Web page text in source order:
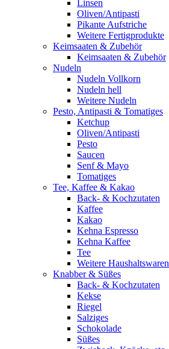
Linsen
Oliven/Antipasti
Pikante Aufstriche
Weitere Fertigprodukte
Keimsaaten & Zubehör
Keimsaaten & Zubehör
Nudeln
Nudeln Vollkorn
Nudeln hell
Weitere Nudeln
Pesto, Antipasti & Tomatiges
Ketchup
Oliven/Antipasti
Pesto
Saucen
Senf & Mayo
Tomatiges
Tee, Kaffee & Kakao
Back- & Kochzutaten
Kaffee
Kakao
Kehna Espresso
Kehna Kaffee
Tee
Weitere Haushaltswaren
Knabber & Süßes
Back- & Kochzutaten
Kekse
Riegel
Salziges
Schokolade
Süßes